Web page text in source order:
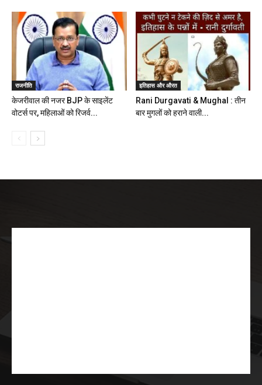
राजनीति
केजरीवाल की नजर BJP के साइलेंट
वोटर्स पर, महिलाओं को रिजर्व...
इतिहास और औरत
Rani Durgavati & Mughal : तीन
बार मुगलों को हराने वाली...